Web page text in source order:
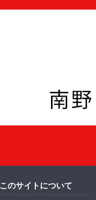
このサイトについて